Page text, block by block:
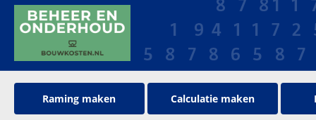
Raming maken Calculatie maken